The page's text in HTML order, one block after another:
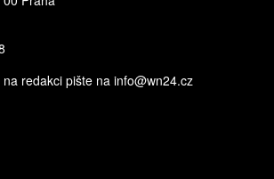
redakci pište na info@wn24.cz